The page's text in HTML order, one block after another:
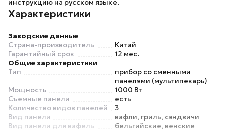
инструкцию на русском языке.
Характеристики
Заводские данные
Страна-производитель
Китай
Гарантийный срок
12 мес.
Общие характеристики
Тип
прибор со сменными
панелями (мультипекарь)
Мощность
1000 Вт
Съемные панели
есть
Количество видов панелей
3
Вид панели
вафли, гриль, сэндвичи
Вид панели для вафель
бельгийские, венские